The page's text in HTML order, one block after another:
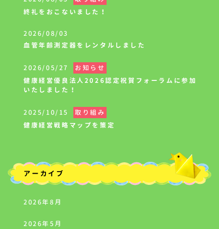
終礼をおこないました！
2026/08/03
血管年齢測定器をレンタルしました
2026/05/27
お知らせ
健康経営優良法人2026認定祝賀フォーラムに参加
いたしました！
2025/10/15
取り組み
健康経営戦略マップを策定
アーカイブ
2026年8月
2026年5月